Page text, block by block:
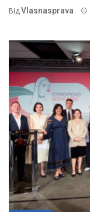
Від Vlasnasprava